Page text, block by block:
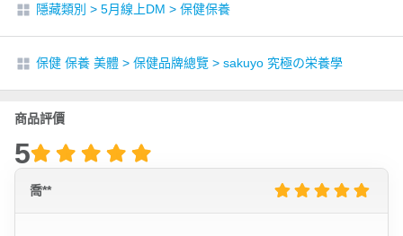
隱藏類別 > 5月線上DM > 保健保養
保健 保養 美體 > 保健品牌總覽 > sakuyo 究極の栄養學
商品評價
5
喬**